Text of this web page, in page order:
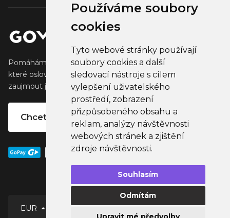
Používáme soubory
cookies
Tyto webové stránky používají
soubory cookies a další
sledovací nástroje s cílem
vylepšení uživatelského
prostředí, zobrazení
přizpůsobeného obsahu a
reklam, analýzy návštěvnosti
webových stránek a zjištění
zdroje návštěvnosti.
Souhlasím
Odmítám
Pomáháme tvůrcům vytvářet a prodávat populární zboží,
které oslovuje jejich fanoušky. Pomáháme firmám
zaujmout jejich klienty, partnery a zaměstnance.
Chcete vlastní merchandise?
EUR